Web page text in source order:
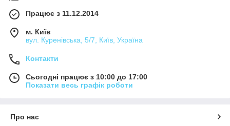
добротним якістю, завдяки яким вироби прослужать багато
років. Замовити фігурки можна для себе, в якості
декоративного прикраси або на подарунок. Наші предки
здавна використовували сувеніри, як талісмани або обереги -
статуетки фен-шуй. Щоб підібрати необхідну модель
індивідуально, недостатньо врахувати характер, звички і
стиль життя іменинника. Слід зосередитися на
відповідну зону, в якій повинна розміститися фігурка.
Працює з 11.12.2014
м. Київ
вул. Куренівська, 5/7, Київ, Україна
Контакти
Сьогодні працює з 10:00 до 17:00
Показати весь графік роботи
Про нас